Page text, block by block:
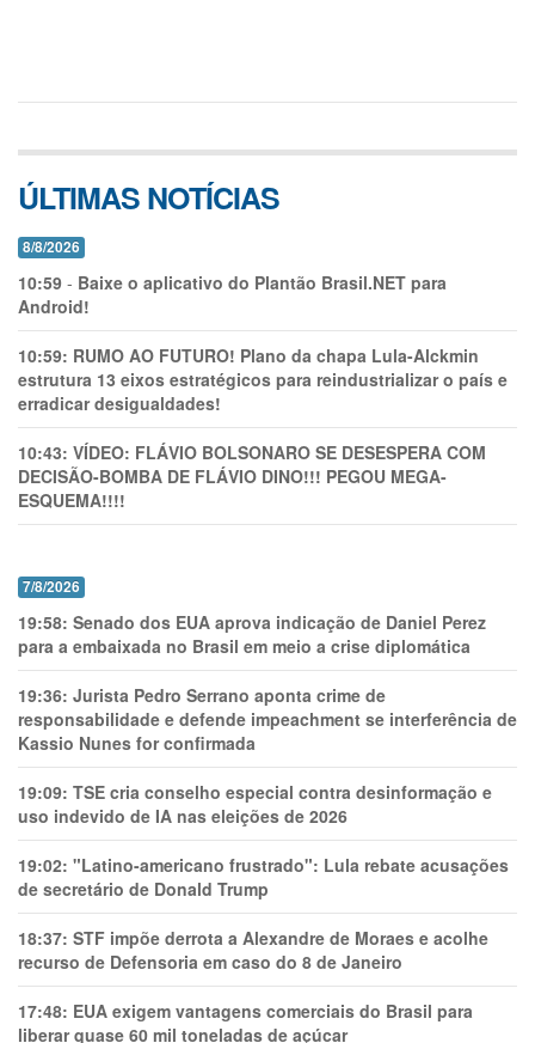
ÚLTIMAS NOTÍCIAS
8/8/2026
10:59 - Baixe o aplicativo do Plantão Brasil.NET para
Android!
10:59: RUMO AO FUTURO! Plano da chapa Lula-Alckmin
estrutura 13 eixos estratégicos para reindustrializar o país e
erradicar desigualdades!
10:43: VÍDEO: FLÁVIO BOLSONARO SE DESESPERA COM
DECISÃO-BOMBA DE FLÁVIO DINO!!! PEGOU MEGA-
ESQUEMA!!!!
7/8/2026
19:58: Senado dos EUA aprova indicação de Daniel Perez
para a embaixada no Brasil em meio a crise diplomática
19:36: Jurista Pedro Serrano aponta crime de
responsabilidade e defende impeachment se interferência de
Kassio Nunes for confirmada
19:09: TSE cria conselho especial contra desinformação e
uso indevido de IA nas eleições de 2026
19:02: "Latino-americano frustrado": Lula rebate acusações
de secretário de Donald Trump
18:37: STF impõe derrota a Alexandre de Moraes e acolhe
recurso de Defensoria em caso do 8 de Janeiro
17:48: EUA exigem vantagens comerciais do Brasil para
liberar quase 60 mil toneladas de açúcar